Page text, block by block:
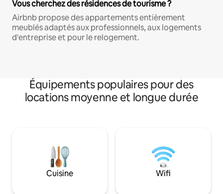
Vous cherchez des résidences de tourisme ?
Airbnb propose des appartements entièrement
meublés adaptés aux professionnels, aux logements
d'entreprise et pour le relogement.
Équipements populaires pour des
locations moyenne et longue durée
Cuisine Wifi